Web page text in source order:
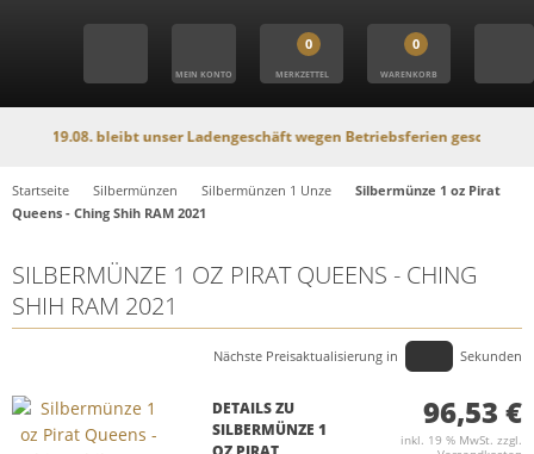
MEIN KONTO
0
MERKZETTEL
0
WARENKORB
bleibt unser Ladengeschäft wegen Betriebsferien geschlossen. In
Startseite Silbermünzen Silbermünzen 1 Unze
Silbermünze 1 oz Pirat
Queens - Ching Shih RAM 2021
SILBERMÜNZE 1 OZ PIRAT QUEENS - CHING
SHIH RAM 2021
Nächste Preisaktualisierung in Sekunden
DETAILS ZU
SILBERMÜNZE 1
96,53 €
inkl. 19 % MwSt. zzgl.